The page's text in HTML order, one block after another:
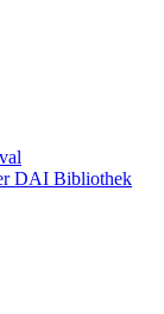
DAI Bibliothek